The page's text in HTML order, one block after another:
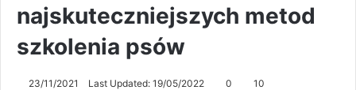
najskuteczniejszych metod
szkolenia psów
23/11/2021 Last Updated: 19/05/2022 0 10